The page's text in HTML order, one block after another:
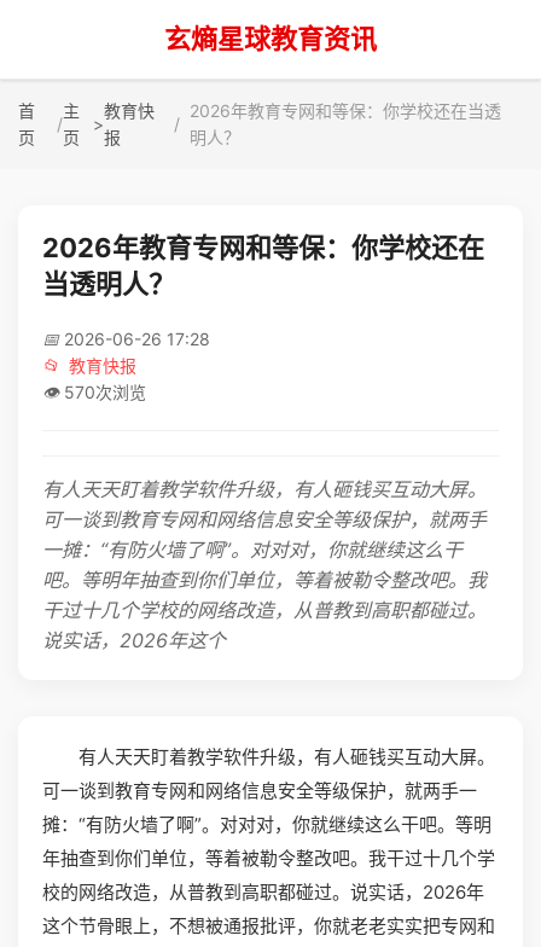
玄熵星球教育资讯
首
页
主
页
>
教育快
报
2026年教育专网和等保：你学校还在当透
明人？
2026年教育专网和等保：你学校还在
当透明人？
📅 2026-06-26 17:28
📂 教育快报
👁️ 570次浏览
有人天天盯着教学软件升级，有人砸钱买互动大屏。
可一谈到教育专网和网络信息安全等级保护，就两手
一摊：“有防火墙了啊”。对对对，你就继续这么干
吧。等明年抽查到你们单位，等着被勒令整改吧。我
干过十几个学校的网络改造，从普教到高职都碰过。
说实话，2026年这个
有人天天盯着教学软件升级，有人砸钱买互动大屏。
可一谈到教育专网和网络信息安全等级保护，就两手一
摊：“有防火墙了啊”。对对对，你就继续这么干吧。等明
年抽查到你们单位，等着被勒令整改吧。我干过十几个学
校的网络改造，从普教到高职都碰过。说实话，2026年
这个节骨眼上，不想被通报批评，你就老老实实把专网和